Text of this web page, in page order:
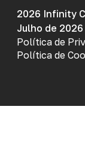
2026 Infinity
Julho de 2026
Política de
Política de